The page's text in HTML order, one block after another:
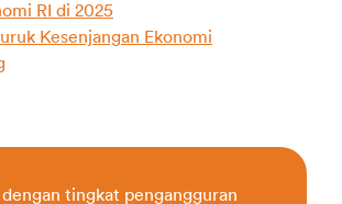
RI di 2025
Kesenjangan Ekonomi
tingkat pengangguran